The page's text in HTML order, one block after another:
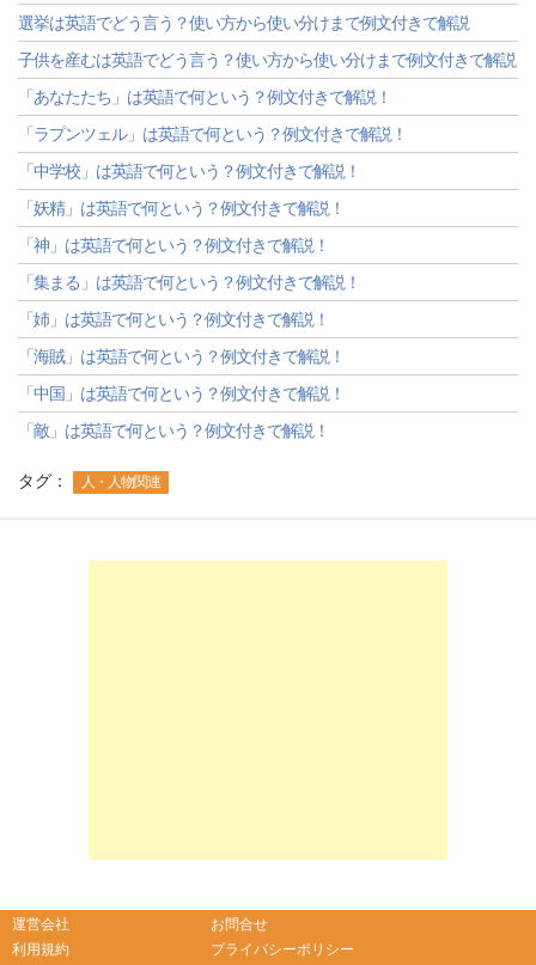
選挙は英語でどう言う？使い方から使い分けまで例文付きで解説
子供を産むは英語でどう言う？使い方から使い分けまで例文付きで解説
「あなたたち」は英語で何という？例文付きで解説！
「ラプンツェル」は英語で何という？例文付きで解説！
「中学校」は英語で何という？例文付きで解説！
「妖精」は英語で何という？例文付きで解説！
「神」は英語で何という？例文付きで解説！
「集まる」は英語で何という？例文付きで解説！
「姉」は英語で何という？例文付きで解説！
「海賊」は英語で何という？例文付きで解説！
「中国」は英語で何という？例文付きで解説！
「敵」は英語で何という？例文付きで解説！
タグ： 人・人物関連
運営会社
お問合せ
利用規約
プライバシーポリシー